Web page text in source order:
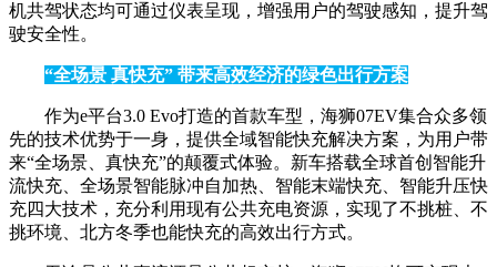
机共驾状态均可通过仪表呈现，增强用户的驾驶感知，提升驾
驶安全性。
“全场景 真快充” 带来高效经济的绿色出行方案
作为e平台3.0 Evo打造的首款车型，海狮07EV集合众多领
先的技术优势于一身，提供全域智能快充解决方案，为用户带
来“全场景、真快充”的颠覆式体验。新车搭载全球首创智能升
流快充、全场景智能脉冲自加热、智能末端快充、智能升压快
充四大技术，充分利用现有公共充电资源，实现了不挑桩、不
挑环境、北方冬季也能快充的高效出行方式。